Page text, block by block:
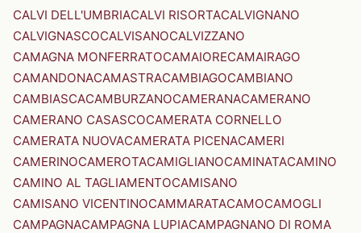
CALVI DELL'UMBRIACALVI RISORTACALVIGNANO
CALVIGNASCOCALVISANOCALVIZZANO
CAMAGNA MONFERRATOCAMAIORECAMAIRAGO
CAMANDONACAMASTRACAMBIAGOCAMBIANO
CAMBIASCACAMBURZANOCAMERANACAMERANO
CAMERANO CASASCOCAMERATA CORNELLO
CAMERATA NUOVACAMERATA PICENACAMERI
CAMERINOCAMEROTACAMIGLIANOCAMINATACAMINO
CAMINO AL TAGLIAMENTOCAMISANO
CAMISANO VICENTINOCAMMARATACAMOCAMOGLI
CAMPAGNACAMPAGNA LUPIACAMPAGNANO DI ROMA